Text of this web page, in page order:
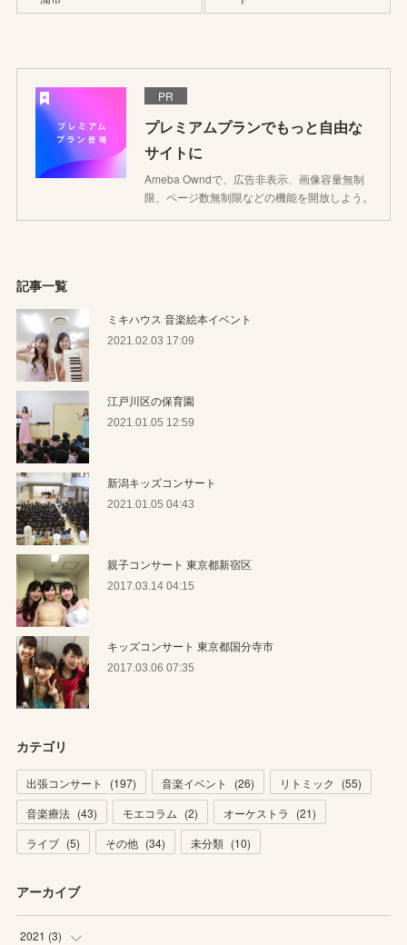
PR
プレミアムプランでもっと自由な
サイトに
Ameba Owndで、広告非表示、画像容量無制
限、ページ数無制限などの機能を開放しよう。
記事一覧
ミキハウス 音楽絵本イベント
2021.02.03 17:09
江戸川区の保育園
2021.01.05 12:59
新潟キッズコンサート
2021.01.05 04:43
親子コンサート 東京都新宿区
2017.03.14 04:15
キッズコンサート 東京都国分寺市
2017.03.06 07:35
カテゴリ
出張コンサート (197) 音楽イベント (26) リトミック (55)
音楽療法 (43) モエコラム (2) オーケストラ (21)
ライブ (5) その他 (34) 未分類 (10)
アーカイブ
2021 (3)